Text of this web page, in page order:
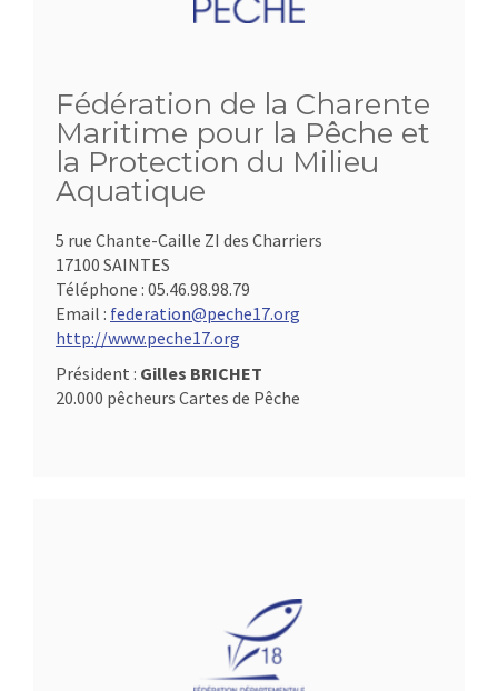
Fédération de la Charente
Maritime pour la Pêche et
la Protection du Milieu
Aquatique
5 rue Chante-Caille ZI des Charriers
17100 SAINTES
Téléphone : 05.46.98.98.79
Email : federation@peche17.org
http://www.peche17.org
Président : Gilles BRICHET
20.000 pêcheurs Cartes de Pêche